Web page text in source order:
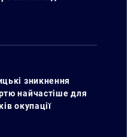
зникнення
найчастіше для
окупації